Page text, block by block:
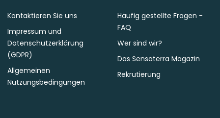
Kontaktieren Sie uns
Impressum und
Datenschutzerklärung
(GDPR)
Allgemeinen
Nutzungsbedingungen
Häufig gestellte Fragen -
FAQ
Wer sind wir?
Das Sensaterra Magazin
Rekrutierung